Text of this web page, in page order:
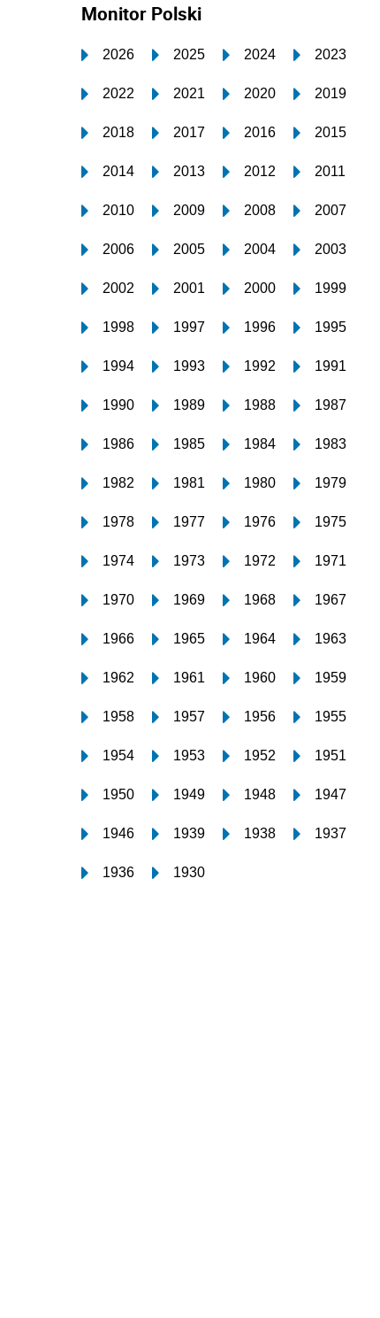
Monitor Polski
2026 2025 2024 2023
2022 2021 2020 2019
2018 2017 2016 2015
2014 2013 2012 2011
2010 2009 2008 2007
2006 2005 2004 2003
2002 2001 2000 1999
1998 1997 1996 1995
1994 1993 1992 1991
1990 1989 1988 1987
1986 1985 1984 1983
1982 1981 1980 1979
1978 1977 1976 1975
1974 1973 1972 1971
1970 1969 1968 1967
1966 1965 1964 1963
1962 1961 1960 1959
1958 1957 1956 1955
1954 1953 1952 1951
1950 1949 1948 1947
1946 1939 1938 1937
1936 1930